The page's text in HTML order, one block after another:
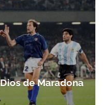
de Maradona